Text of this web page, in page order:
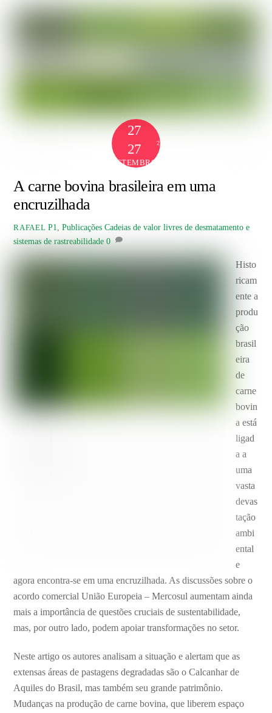
27
27
SETEMBRO
2023
A carne bovina brasileira em uma
encruzilhada
RAFAEL P1 ,Publicações Cadeias de valor livres de desmatamento e
sistemas de rastreabilidade 0
Histo
ricam
ente a
produ
ção
brasil
eira
de
carne
bovin
a está
ligad
a a
uma
vasta
devas
tação
ambi
ental
e
agora encontra-se em uma encruzilhada. As discussões sobre o
acordo comercial União Europeia – Mercosul aumentam ainda
mais a importância de questões cruciais de sustentabilidade,
mas, por outro lado, podem apoiar transformações no setor.
Neste artigo os autores analisam a situação e alertam que as
extensas áreas de pastagens degradadas são o Calcanhar de
Aquiles do Brasil, mas também seu grande patrimônio.
Mudanças na produção de carne bovina, que liberem espaço